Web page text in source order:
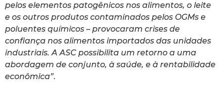
pelos elementos patogênicos nos alimentos, o leite
e os outros produtos contaminados pelos OGMs e
poluentes químicos – provocaram crises de
confiança nos alimentos importados das unidades
industriais. A ASC possibilita um retorno a uma
abordagem de conjunto, à saúde, e à rentabilidade
econômica”.